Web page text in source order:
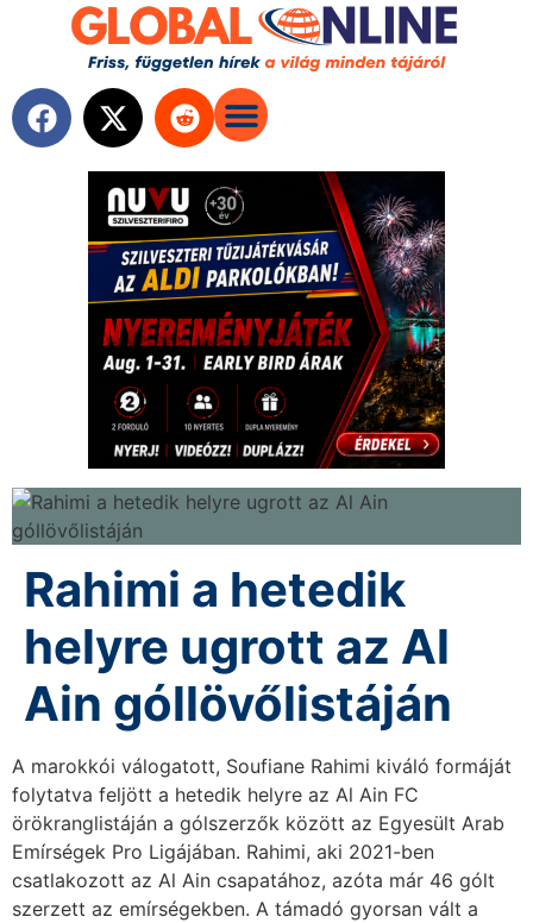
Rahimi a hetedik
helyre ugrott az Al
Ain góllövőlistáján
A marokkói válogatott, Soufiane Rahimi kiváló formáját
folytatva feljött a hetedik helyre az Al Ain FC
örökranglistáján a gólszerzők között az Egyesült Arab
Emírségek Pro Ligájában. Rahimi, aki 2021-ben
csatlakozott az Al Ain csapatához, azóta már 46 gólt
szerzett az emírségekben. A támadó gyorsan vált a